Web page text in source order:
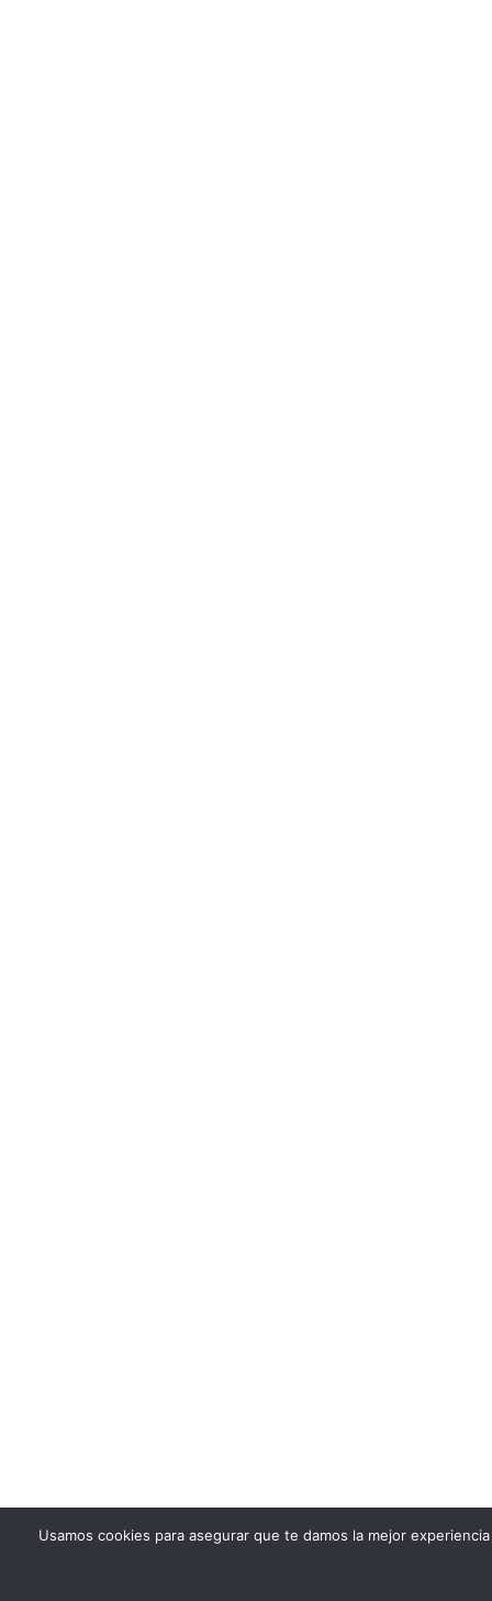
Usamos cookies para asegurar que te damos la mejor